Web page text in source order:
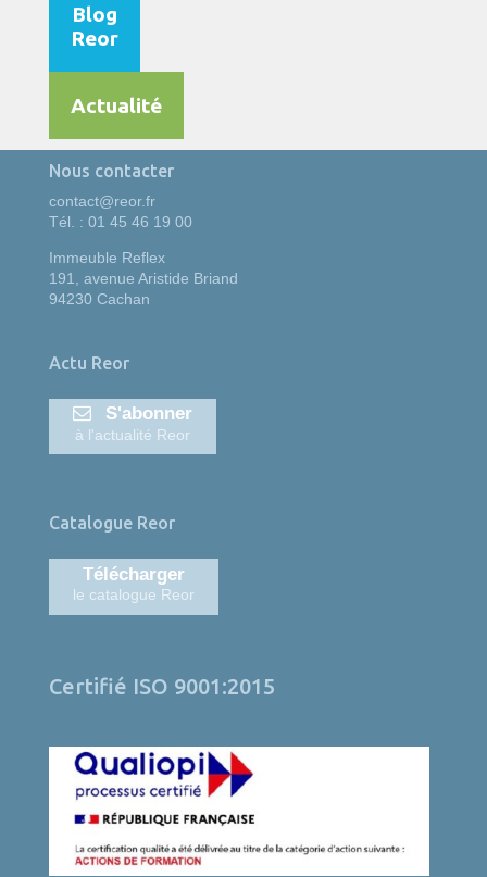
Blog
Reor
Actualité
Nous contacter
contact@reor.fr
Tél. : 01 45 46 19 00
Immeuble Reflex
191, avenue Aristide Briand
94230 Cachan
Actu Reor
S'abonner
à l'actualité Reor
Catalogue Reor
Télécharger
le catalogue Reor
Certifié ISO 9001:2015